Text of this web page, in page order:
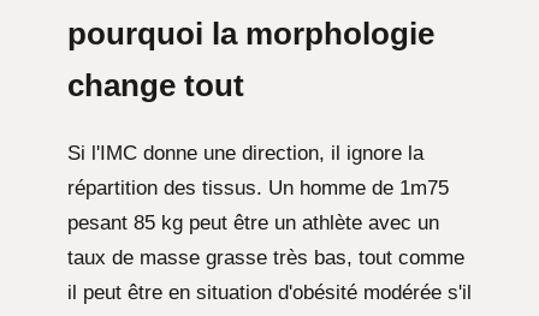
pourquoi la morphologie
change tout
Si l'IMC donne une direction, il ignore la
répartition des tissus. Un homme de 1m75
pesant 85 kg peut être un athlète avec un
taux de masse grasse très bas, tout comme
il peut être en situation d'obésité modérée s'il